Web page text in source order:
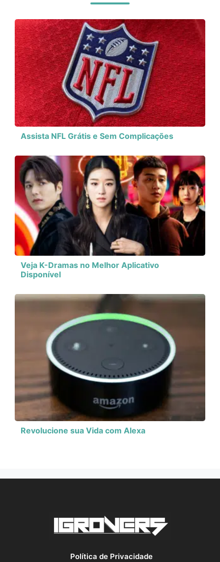
Assista NFL Grátis e Sem Complicações
Veja K-Dramas no Melhor Aplicativo
Disponível
Revolucione sua Vida com Alexa
Política de Privacidade